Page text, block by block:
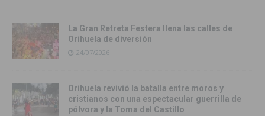
La Gran Retreta Festera llena las calles de
Orihuela de diversión
24/07/2026
Orihuela revivió la batalla entre moros y
cristianos con una espectacular guerrilla de
pólvora y la Toma del Castillo